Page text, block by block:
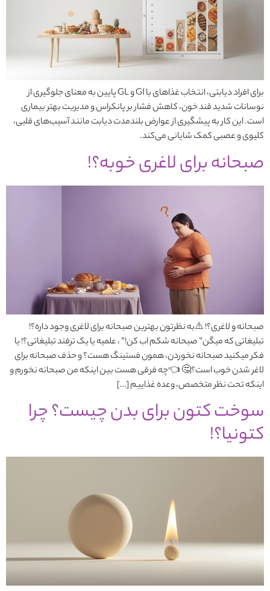
برای افراد دیابتی، انتخاب غذاهای با GI و GL پایین به معنای جلوگیری از
نوسانات شدید قند خون، کاهش فشار بر پانکراس و مدیریت بهتر بیماری
است. این کار به پیشگیری از عوارض بلندمدت دیابت مانند آسیب‌های قلبی،
کلیوی و عصبی کمک شایانی می‌کند.
صبحانه برای لاغری خوبه؟!
صبحانه و لاغری؟! ⚠️به نظرتون بهترین صبحانه برای لاغری وجود داره؟!
تبلیغاتی که میگن” صبحانه شکم اب کن!” ، علمیه یا یک ترفند تبلیغاتی؟! یا
فکر میکنید صبحانه نخوردن، همون فستینگ هست؟ و حذف صبحانه برای
لاغر شدن خوب است؟🤔 👈چه فرقی هست بین اینکه من صبحانه نخورم و
اینکه تحت نظر متخصص، وعده غذاییم […]
سوخت کتون برای بدن چیست؟ چرا
کتونیا؟!